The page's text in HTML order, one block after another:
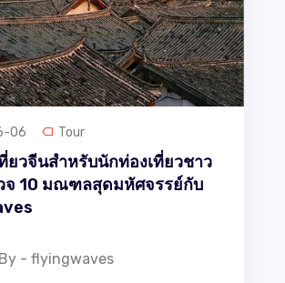
06 Tour
ยวจีนสำหรับนักท่องเที่ยวชาว
จ 10 มณฑลสุดมหัศจรรย์กับ
By - flyingwaves